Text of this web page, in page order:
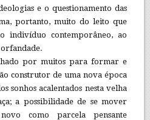
e o questionamento das
portanto, muito do leito que
indivíduo contemporâneo, ao
por muitos para formar e
construtor de uma nova época
sonhos acalentados nesta velha
a possibilidade de se mover
como parcela pensante